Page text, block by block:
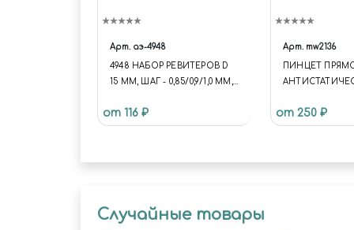
Арт. аэ-4948
4948 НАБОР РЕВИТЕРОВ D
15 ММ, ШАГ - 0,85/0,9/1,0 ММ,
от 116 ₽
Арт. mw2136
ПИНЦЕТ
от 250 ₽
Случайные товары